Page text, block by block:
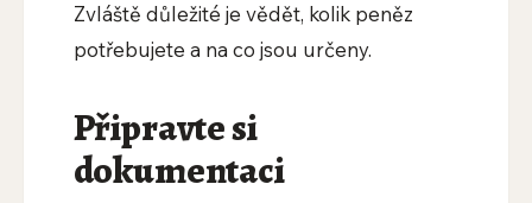
Zvláště důležité je vědět, kolik peněz
potřebujete a na co jsou určeny.
Připravte si
dokumentaci